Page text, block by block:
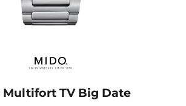
Multifort TV Big Date